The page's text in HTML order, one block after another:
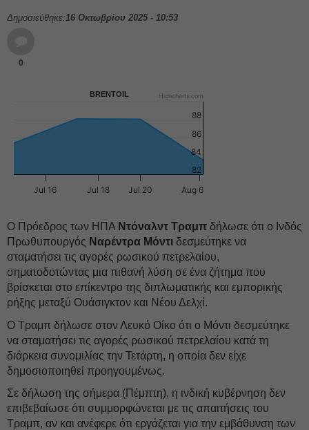
Δημοσιεύθηκε:16 Οκτωβρίου 2025 - 10:53
0
BRENTOIL
Jul 16 Jul 18 Jul 20 Aug 6
82
84
86
88
Highcharts.com
Ο Πρόεδρος των ΗΠΑ Ντόναλντ Τραμπ δήλωσε ότι ο Ινδός
Πρωθυπουργός Ναρέντρα Μόντι δεσμεύτηκε να
σταματήσει τις αγορές ρωσικού πετρελαίου,
σηματοδοτώντας μια πιθανή λύση σε ένα ζήτημα που
βρίσκεται στο επίκεντρο της διπλωματικής και εμπορικής
ρήξης μεταξύ Ουάσιγκτον και Νέου Δελχί.
Ο Τραμπ δήλωσε στον Λευκό Οίκο ότι ο Μόντι δεσμεύτηκε
να σταματήσει τις αγορές ρωσικού πετρελαίου κατά τη
διάρκεια συνομιλίας την Τετάρτη, η οποία δεν είχε
δημοσιοποιηθεί προηγουμένως.
Σε δήλωση της σήμερα (Πέμπτη), η ινδική κυβέρνηση δεν
επιβεβαίωσε ότι συμμορφώνεται με τις απαιτήσεις του
Τραμπ, αν και ανέφερε ότι εργάζεται για την εμβάθυνση των